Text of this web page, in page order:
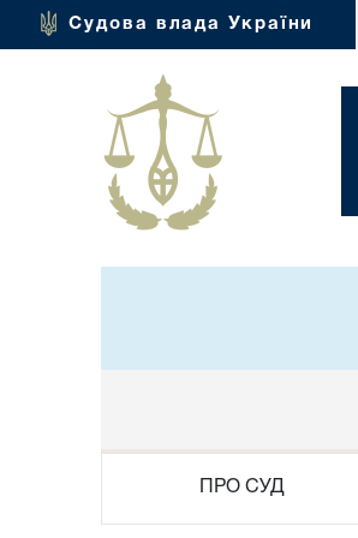
Судова влада України
ПРО СУД